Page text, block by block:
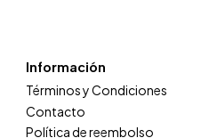
Información
Términos y Condiciones
Contacto
Política de reembolso